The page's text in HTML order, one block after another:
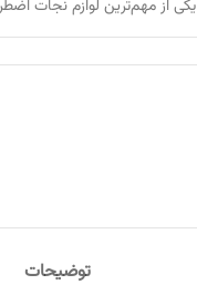
یکی از مهم‌ترین لوازم نجات
توضیحات